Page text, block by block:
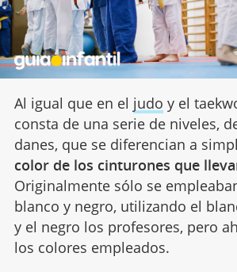
Al igual que en el judo y el
consta de una serie de niveles,
danes, que se diferencian a
color de los cinturones que
Originalmente sólo se
blanco y negro, utilizando el
y el negro los profesores, pero
los colores empleados.